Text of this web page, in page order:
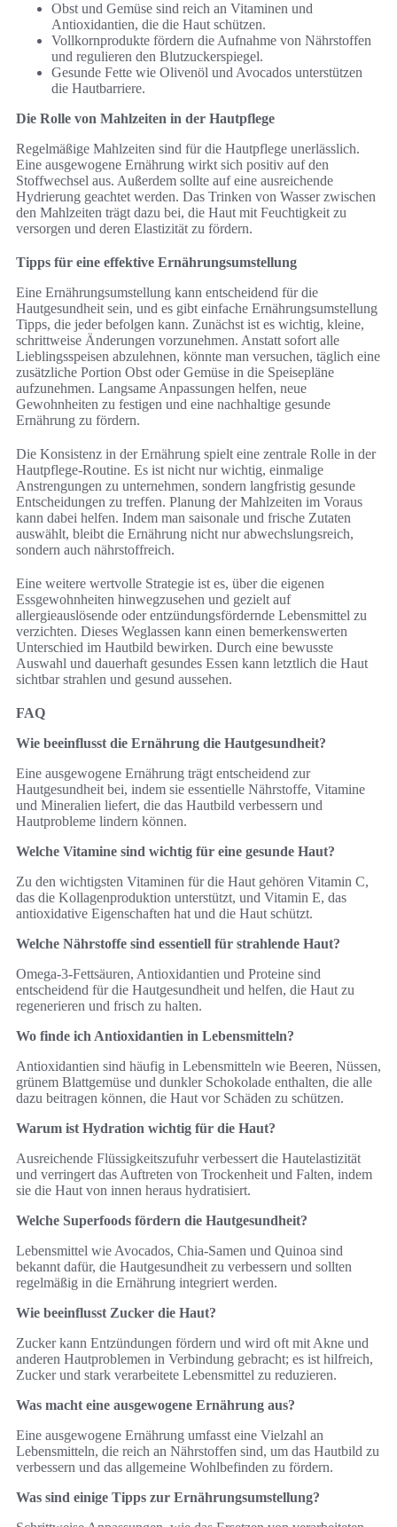
Obst und Gemüse sind reich an Vitaminen und
Antioxidantien, die die Haut schützen.
Vollkornprodukte fördern die Aufnahme von Nährstoffen
und regulieren den Blutzuckerspiegel.
Gesunde Fette wie Olivenöl und Avocados unterstützen
die Hautbarriere.
Die Rolle von Mahlzeiten in der Hautpflege
Regelmäßige Mahlzeiten sind für die Hautpflege unerlässlich.
Eine ausgewogene Ernährung wirkt sich positiv auf den
Stoffwechsel aus. Außerdem sollte auf eine ausreichende
Hydrierung geachtet werden. Das Trinken von Wasser zwischen
den Mahlzeiten trägt dazu bei, die Haut mit Feuchtigkeit zu
versorgen und deren Elastizität zu fördern.
Tipps für eine effektive Ernährungsumstellung
Eine Ernährungsumstellung kann entscheidend für die
Hautgesundheit sein, und es gibt einfache Ernährungsumstellung
Tipps, die jeder befolgen kann. Zunächst ist es wichtig, kleine,
schrittweise Änderungen vorzunehmen. Anstatt sofort alle
Lieblingsspeisen abzulehnen, könnte man versuchen, täglich eine
zusätzliche Portion Obst oder Gemüse in die Speisepläne
aufzunehmen. Langsame Anpassungen helfen, neue
Gewohnheiten zu festigen und eine nachhaltige gesunde
Ernährung zu fördern.
Die Konsistenz in der Ernährung spielt eine zentrale Rolle in der
Hautpflege-Routine. Es ist nicht nur wichtig, einmalige
Anstrengungen zu unternehmen, sondern langfristig gesunde
Entscheidungen zu treffen. Planung der Mahlzeiten im Voraus
kann dabei helfen. Indem man saisonale und frische Zutaten
auswählt, bleibt die Ernährung nicht nur abwechslungsreich,
sondern auch nährstoffreich.
Eine weitere wertvolle Strategie ist es, über die eigenen
Essgewohnheiten hinwegzusehen und gezielt auf
allergieauslösende oder entzündungsfördernde Lebensmittel zu
verzichten. Dieses Weglassen kann einen bemerkenswerten
Unterschied im Hautbild bewirken. Durch eine bewusste
Auswahl und dauerhaft gesundes Essen kann letztlich die Haut
sichtbar strahlen und gesund aussehen.
FAQ
Wie beeinflusst die Ernährung die Hautgesundheit?
Eine ausgewogene Ernährung trägt entscheidend zur
Hautgesundheit bei, indem sie essentielle Nährstoffe, Vitamine
und Mineralien liefert, die das Hautbild verbessern und
Hautprobleme lindern können.
Welche Vitamine sind wichtig für eine gesunde Haut?
Zu den wichtigsten Vitaminen für die Haut gehören Vitamin C,
das die Kollagenproduktion unterstützt, und Vitamin E, das
antioxidative Eigenschaften hat und die Haut schützt.
Welche Nährstoffe sind essentiell für strahlende Haut?
Omega-3-Fettsäuren, Antioxidantien und Proteine sind
entscheidend für die Hautgesundheit und helfen, die Haut zu
regenerieren und frisch zu halten.
Wo finde ich Antioxidantien in Lebensmitteln?
Antioxidantien sind häufig in Lebensmitteln wie Beeren, Nüssen,
grünem Blattgemüse und dunkler Schokolade enthalten, die alle
dazu beitragen können, die Haut vor Schäden zu schützen.
Warum ist Hydration wichtig für die Haut?
Ausreichende Flüssigkeitszufuhr verbessert die Hautelastizität
und verringert das Auftreten von Trockenheit und Falten, indem
sie die Haut von innen heraus hydratisiert.
Welche Superfoods fördern die Hautgesundheit?
Lebensmittel wie Avocados, Chia-Samen und Quinoa sind
bekannt dafür, die Hautgesundheit zu verbessern und sollten
regelmäßig in die Ernährung integriert werden.
Wie beeinflusst Zucker die Haut?
Zucker kann Entzündungen fördern und wird oft mit Akne und
anderen Hautproblemen in Verbindung gebracht; es ist hilfreich,
Zucker und stark verarbeitete Lebensmittel zu reduzieren.
Was macht eine ausgewogene Ernährung aus?
Eine ausgewogene Ernährung umfasst eine Vielzahl an
Lebensmitteln, die reich an Nährstoffen sind, um das Hautbild zu
verbessern und das allgemeine Wohlbefinden zu fördern.
Was sind einige Tipps zur Ernährungsumstellung?